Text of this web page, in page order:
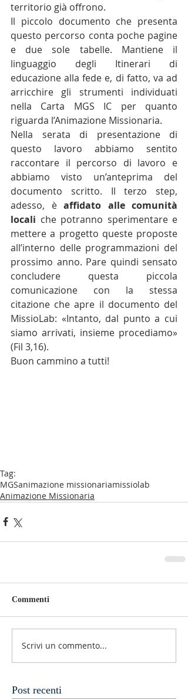
territorio già offrono.
Il piccolo documento che presenta
questo percorso conta poche pagine
e due sole tabelle. Mantiene il
linguaggio degli Itinerari di
educazione alla fede e, di fatto, va ad
arricchire gli strumenti individuati
nella Carta MGS IC per quanto
riguarda l’Animazione Missionaria.
Nella serata di presentazione di
questo lavoro abbiamo sentito
raccontare il percorso di lavoro e
abbiamo visto un’anteprima del
documento scritto. Il terzo step,
adesso, è affidato alle comunità
locali che potranno sperimentare e
mettere a progetto queste proposte
all’interno delle programmazioni del
prossimo anno. Pare quindi sensato
concludere questa piccola
comunicazione con la stessa
citazione che apre il documento del
MissioLab: «Intanto, dal punto a cui
siamo arrivati, insieme procediamo»
(Fil 3,16).
Buon cammino a tutti!
Tag:
MGSanimazione missionariamissiolab
Animazione Missionaria
Commenti
Scrivi un commento...
Post recenti